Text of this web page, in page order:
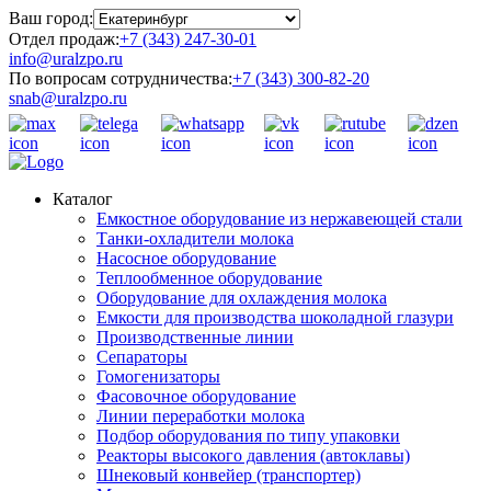
Ваш город:
Отдел продаж:+7 (343) 247-30-01
info@uralzpo.ru
По вопросам сотрудничества:+7 (343) 300-82-20
snab@uralzpo.ru
Каталог
Емкостное оборудование из нержавеющей стали
Танки-охладители молока
Насосное оборудование
Теплообменное оборудование
Оборудование для охлаждения молока
Емкости для производства шоколадной глазури
Производственные линии
Сепараторы
Гомогенизаторы
Фасовочное оборудование
Линии переработки молока
Подбор оборудования по типу упаковки
Реакторы высокого давления (автоклавы)
Шнековый конвейер (транспортер)